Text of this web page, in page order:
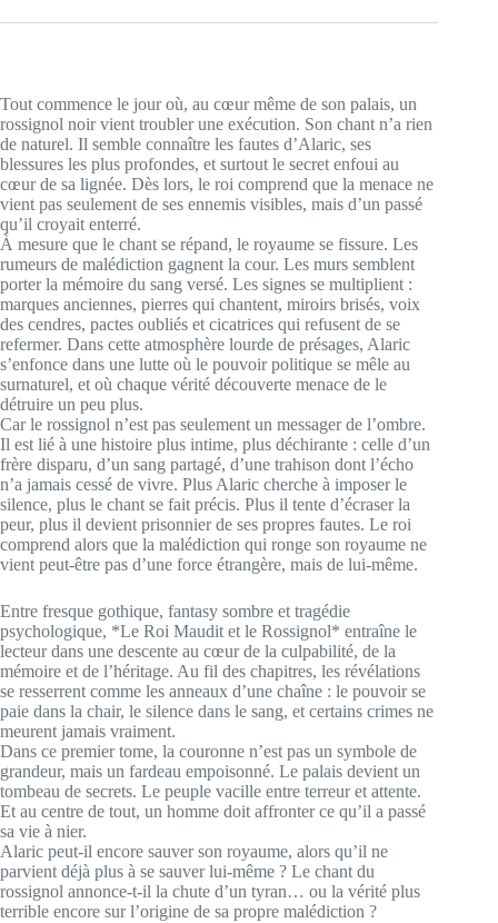
Tout commence le jour où, au cœur même de son palais, un
rossignol noir vient troubler une exécution. Son chant n’a rien
de naturel. Il semble connaître les fautes d’Alaric, ses
blessures les plus profondes, et surtout le secret enfoui au
cœur de sa lignée. Dès lors, le roi comprend que la menace ne
vient pas seulement de ses ennemis visibles, mais d’un passé
qu’il croyait enterré.
À mesure que le chant se répand, le royaume se fissure. Les
rumeurs de malédiction gagnent la cour. Les murs semblent
porter la mémoire du sang versé. Les signes se multiplient :
marques anciennes, pierres qui chantent, miroirs brisés, voix
des cendres, pactes oubliés et cicatrices qui refusent de se
refermer. Dans cette atmosphère lourde de présages, Alaric
s’enfonce dans une lutte où le pouvoir politique se mêle au
surnaturel, et où chaque vérité découverte menace de le
détruire un peu plus.
Car le rossignol n’est pas seulement un messager de l’ombre.
Il est lié à une histoire plus intime, plus déchirante : celle d’un
frère disparu, d’un sang partagé, d’une trahison dont l’écho
n’a jamais cessé de vivre. Plus Alaric cherche à imposer le
silence, plus le chant se fait précis. Plus il tente d’écraser la
peur, plus il devient prisonnier de ses propres fautes. Le roi
comprend alors que la malédiction qui ronge son royaume ne
vient peut-être pas d’une force étrangère, mais de lui-même.
Entre fresque gothique, fantasy sombre et tragédie
psychologique, *Le Roi Maudit et le Rossignol* entraîne le
lecteur dans une descente au cœur de la culpabilité, de la
mémoire et de l’héritage. Au fil des chapitres, les révélations
se resserrent comme les anneaux d’une chaîne : le pouvoir se
paie dans la chair, le silence dans le sang, et certains crimes ne
meurent jamais vraiment.
Dans ce premier tome, la couronne n’est pas un symbole de
grandeur, mais un fardeau empoisonné. Le palais devient un
tombeau de secrets. Le peuple vacille entre terreur et attente.
Et au centre de tout, un homme doit affronter ce qu’il a passé
sa vie à nier.
Alaric peut-il encore sauver son royaume, alors qu’il ne
parvient déjà plus à se sauver lui-même ? Le chant du
rossignol annonce-t-il la chute d’un tyran… ou la vérité plus
terrible encore sur l’origine de sa propre malédiction ?